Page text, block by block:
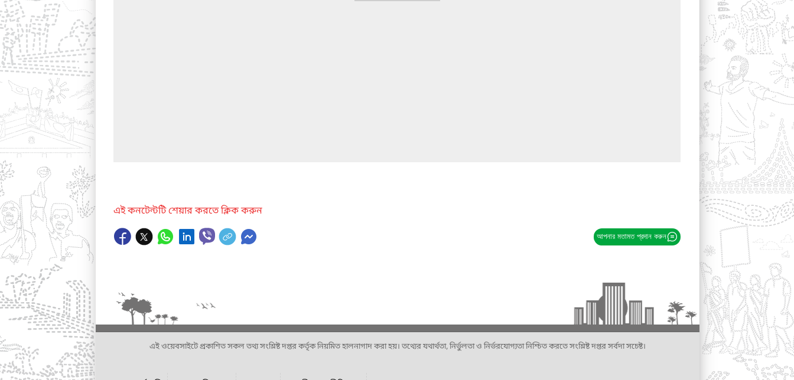
এই কনটেন্টটি শেয়ার করতে ক্লিক করুন
আপনার মতামত প্রদান করুন
এই ওয়েবসাইটে প্রকাশিত সকল তথ্য সংশ্লিষ্ট দপ্তর কর্তৃক নিয়মিত হালনাগাদ করা হয়। তথ্যের যথার্থতা, নির্ভুলতা ও নির্ভরযোগ্যতা নিশ্চিত করতে সংশ্লিষ্ট দপ্তর সর্বদা সচেষ্ট।